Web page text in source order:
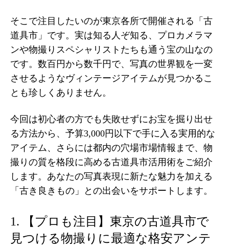
そこで注目したいのが東京各所で開催される「古
道具市」です。実は知る人ぞ知る、プロカメラマ
ンや物撮りスペシャリストたちも通う宝の山なの
です。数百円から数千円で、写真の世界観を一変
させるようなヴィンテージアイテムが見つかるこ
とも珍しくありません。
今回は初心者の方でも失敗せずにお宝を掘り出せ
る方法から、予算3,000円以下で手に入る実用的な
アイテム、さらには都内の穴場市場情報まで、物
撮りの質を格段に高める古道具市活用術をご紹介
します。あなたの写真表現に新たな魅力を加える
「古き良きもの」との出会いをサポートします。
1. 【プロも注目】東京の古道具市で
見つける物撮りに最適な格安アンテ